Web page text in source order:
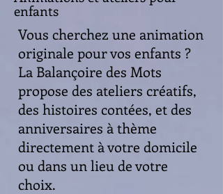
enfants
Vous cherchez une animation
originale pour vos enfants ?
La Balançoire des Mots
propose des ateliers créatifs,
des histoires contées, et des
anniversaires à thème
directement à votre domicile
ou dans un lieu de votre
choix.